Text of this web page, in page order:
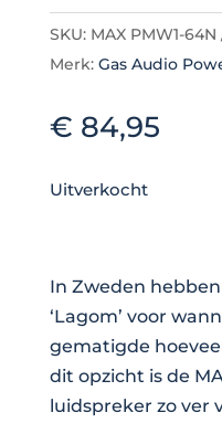
SKU: MAX PMW1-64N
Merk: Gas Audio
€ 84,95
Uitverkocht
In Zweden
‘Lagom’ voor
gematigde
dit opzicht is de
luidspreker zo ver